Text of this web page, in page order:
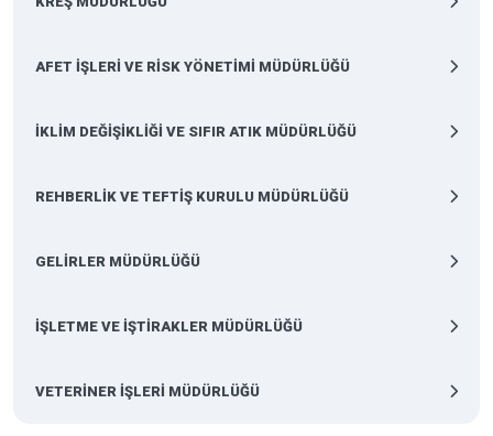
AFET İŞLERİ VE RİSK YÖNETİMİ MÜDÜRLÜĞÜ
İKLİM DEĞİŞİKLİĞİ VE SIFIR ATIK MÜDÜRLÜĞÜ
REHBERLİK VE TEFTİŞ KURULU MÜDÜRLÜĞÜ
GELİRLER MÜDÜRLÜĞÜ
İŞLETME VE İŞTİRAKLER MÜDÜRLÜĞÜ
VETERİNER İŞLERİ MÜDÜRLÜĞÜ